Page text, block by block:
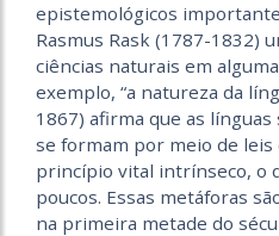
epistemológicos
Rasmus Rask (1787-1832)
ciências naturais em
exemplo, “a natureza da
1867) afirma que as
se formam por meio de
princípio vital intrínseco, o
poucos. Essas metáforas
na primeira metade do